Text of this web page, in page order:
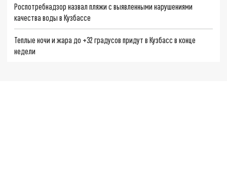
Роспотребнадзор назвал пляжи с выявленными нарушениями
качества воды в Кузбассе
Теплые ночи и жара до +32 градусов придут в Кузбасс в конце
недели